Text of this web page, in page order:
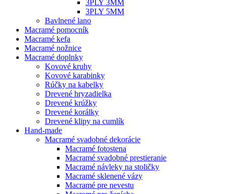
3PLY 3MM
3PLY 5MM
Bavlnené lano
Macramé pomocník
Macramé kefa
Macramé nožnice
Macramé doplnky
Kovové kruhy
Kovové karabinky
Rúčky na kabelky
Drevené hryzadielka
Drevené krúžky
Drevené korálky
Drevené klipy na cumlík
Hand-made
Macramé svadobné dekorácie
Macramé fotostena
Macramé svadobné prestieranie
Macramé návleky na stoličky
Macramé sklenené vázy
Macramé pre nevestu